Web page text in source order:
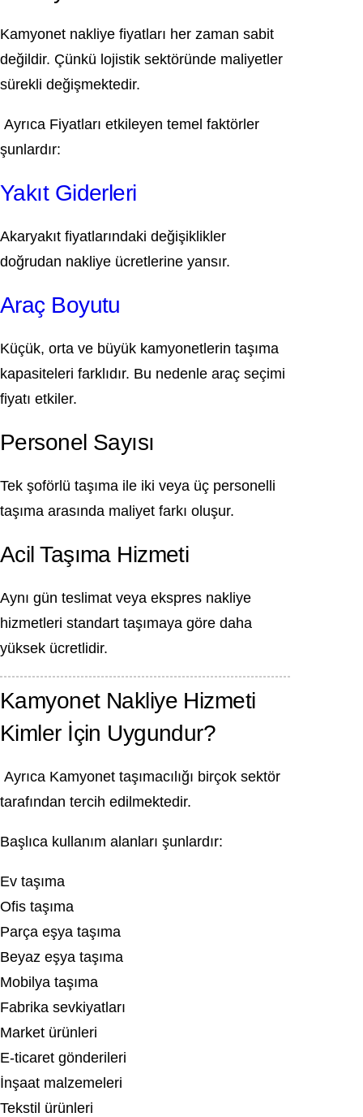
Kamyonet nakliye fiyatları her zaman sabit
değildir. Çünkü lojistik sektöründe maliyetler
sürekli değişmektedir.
Ayrıca Fiyatları etkileyen temel faktörler
şunlardır:
Yakıt Giderleri
Akaryakıt fiyatlarındaki değişiklikler
doğrudan nakliye ücretlerine yansır.
Araç Boyutu
Küçük, orta ve büyük kamyonetlerin taşıma
kapasiteleri farklıdır. Bu nedenle araç seçimi
fiyatı etkiler.
Personel Sayısı
Tek şoförlü taşıma ile iki veya üç personelli
taşıma arasında maliyet farkı oluşur.
Acil Taşıma Hizmeti
Aynı gün teslimat veya ekspres nakliye
hizmetleri standart taşımaya göre daha
yüksek ücretlidir.
Kamyonet Nakliye Hizmeti
Kimler İçin Uygundur?
Ayrıca Kamyonet taşımacılığı birçok sektör
tarafından tercih edilmektedir.
Başlıca kullanım alanları şunlardır:
Ev taşıma
Ofis taşıma
Parça eşya taşıma
Beyaz eşya taşıma
Mobilya taşıma
Fabrika sevkiyatları
Market ürünleri
E-ticaret gönderileri
İnşaat malzemeleri
Tekstil ürünleri